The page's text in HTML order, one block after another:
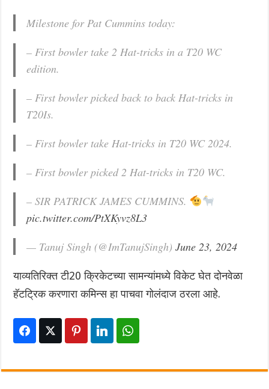
Milestone for Pat Cummins today:
– First bowler take 2 Hat-tricks in a T20 WC
edition.
– First bowler picked back to back Hat-tricks in
T20Is.
– First bowler take Hat-tricks in T20 WC 2024.
– First bowler picked 2 Hat-tricks in T20 WC.
– SIR PATRICK JAMES CUMMINS.
pic.twitter.com/PtXKyvz8L3
— Tanuj Singh (@ImTanujSingh)June 23, 2024
याव्यतिरिक्त टी20 क्रिकेटच्या सामन्यांमध्ये विकेट घेत दोनवेळा
हॅटट्रिक करणारा कमिन्स हा पाचवा गोलंदाज ठरला आहे.